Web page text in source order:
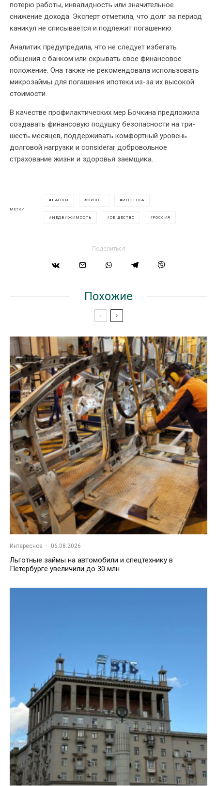
потерю работы, инвалидность или значительное
снижение дохода. Эксперт отметила, что долг за период
каникул не списывается и подлежит погашению.
Аналитик предупредила, что не следует избегать
общения с банком или скрывать свое финансовое
положение. Она также не рекомендовала использовать
микрозаймы для погашения ипотеки из-за их высокой
стоимости.
В качестве профилактических мер Бочкина предложила
создавать финансовую подушку безопасности на три-
шесть месяцев, поддерживать комфортный уровень
долговой нагрузки и considerar добровольное
страхование жизни и здоровья заемщика.
МЕТКИ
БАНКИ ЖИЛЬЕ ИПОТЕКА
НЕДВИЖИМОСТЬ ОБЩЕСТВО РОССИЯ
Поделиться
Похожие
Интересное · 06.08.2026
Льготные займы на автомобили и спецтехнику в
Петербурге увеличили до 30 млн